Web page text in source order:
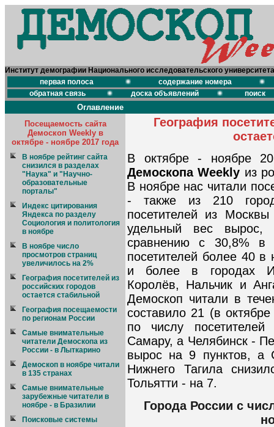
Институт демографии Национального исследовательского
первая полоса
содержание номера
обратная связь
доска объявлений поиск
Оглавление
Посещаемость сайта
Демоскоп Weekly в
октябре - ноябре 2017 года
В ноябре рейтинг сайта
снизился в разделах
"Наука" и "Научно-
образовательные
порталы"
Индекс цитирования
Яндекса по разделу
Социология и политология
в ноябре
В ноябре число
просмотров страниц
увеличилось на 2%
География посетителей из
российских городов
остается стабильной
География посещаемости
по регионам России
Самые внимательные
читатели Демоскопа из
России - в Лыткарино
Демоскоп в ноябре читали
в 135 странах
Самые внимательные
зарубежные читатели в
ноябре - в Бразилии
Поисковые системы
География
В октябре - ноябре
Демоскопа Weekly из
В ноябре нас читали
- также из 210
посетителей из
удельный вес
сравнению с 30,8% в
посетителей более 40
и более в городах
Королёв, Нальчик и
Демоскоп читали в
составило 21 (в
по числу
Самару, а Челябинск -
вырос на 9 пунктов, а
Нижнего Тагила
Тольятти - на 7.
Города России с